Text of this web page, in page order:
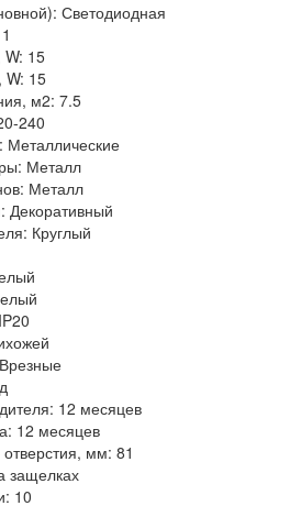
Светодиодная
15
15
м2: 7.5
240
Металл
Металл
Декоративный
Круглый
12 месяцев
12 месяцев
мм: 81
защелках
10